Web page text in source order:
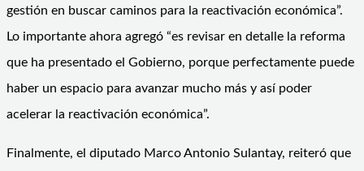
gestión en buscar caminos para la reactivación económica”.
Lo importante ahora agregó “es revisar en detalle la reforma
que ha presentado el Gobierno, porque perfectamente puede
haber un espacio para avanzar mucho más y así poder
acelerar la reactivación económica”.
Finalmente, el diputado Marco Antonio Sulantay, reiteró que